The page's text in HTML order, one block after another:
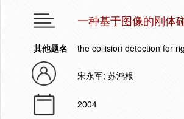
一种基于图像的刚体
其他题名 the collision detection for
宋永军; 苏鸿根
2004